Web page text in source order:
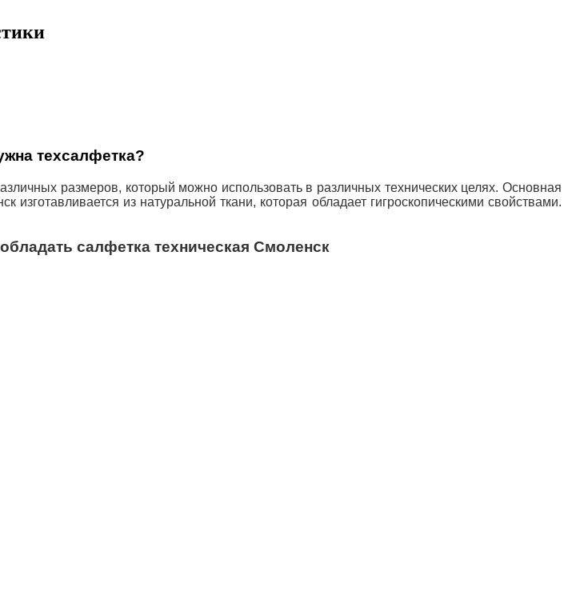
техсалфетка?
размеров, который можно использовать в различных технических целях. Основная
из натуральной ткани, которая обладает гигроскопическими свойствами.
салфетка техническая Смоленск